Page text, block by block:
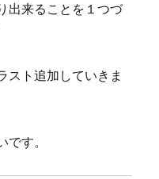
出来ることを１つづ
スト追加していきま
す。